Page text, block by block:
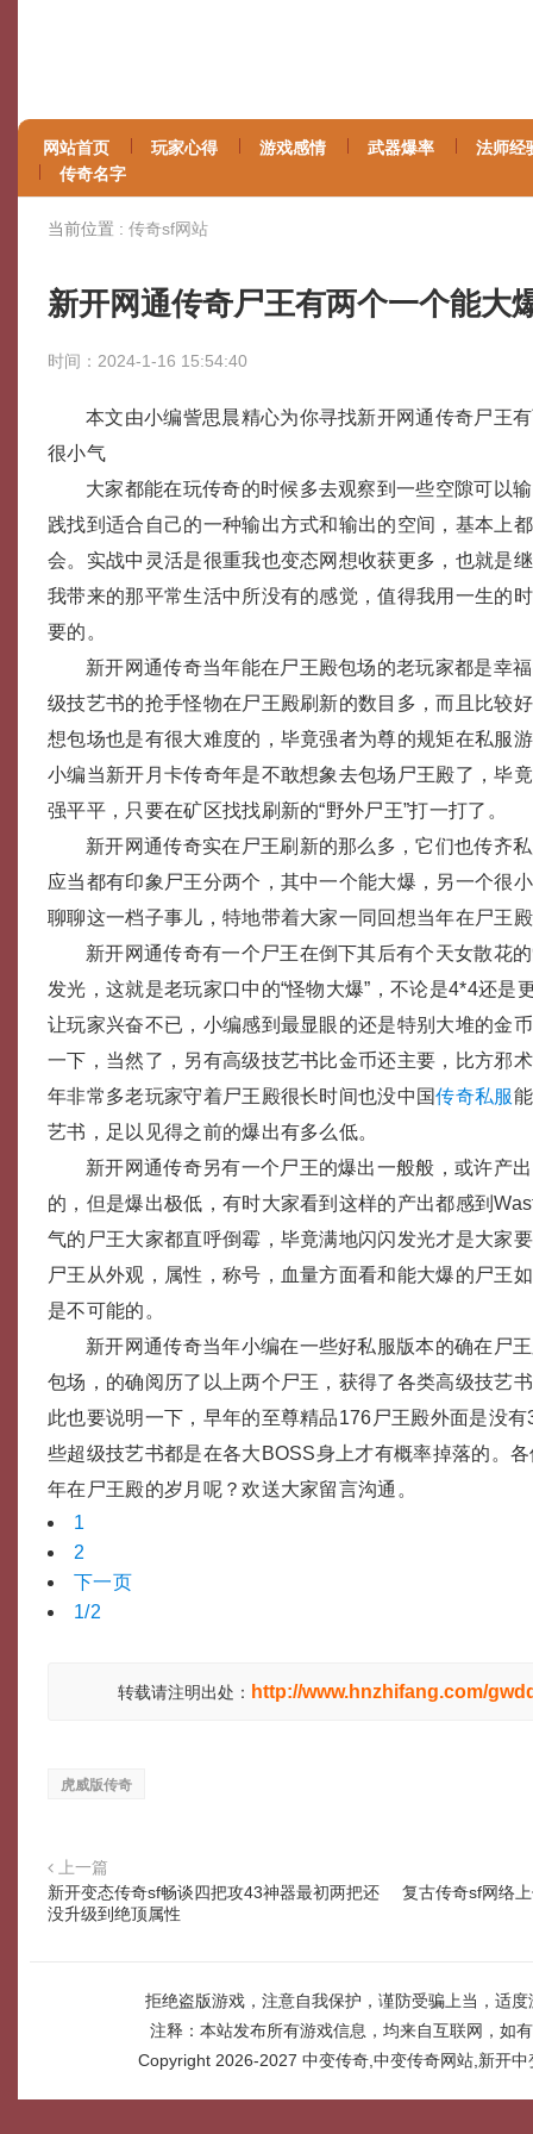
网站首页 玩家心得 游戏感情 武器爆率
法师经
传奇名字
当前位置 : 传奇sf网站
新开网通传奇尸王有两个一个能大
时间：2024-1-16 15:54:40
本文由小编訾思晨精心为你寻找新开网通传奇尸王
很小气
大家都能在玩传奇的时候多去观察到一些空隙可以
践找到适合自己的一种输出方式和输出的空间，基本上
会。实战中灵活是很重我也变态网想收获更多，也就是
我带来的那平常生活中所没有的感觉，值得我用一生的
要的。
新开网通传奇当年能在尸王殿包场的老玩家都是幸
级技艺书的抢手怪物在尸王殿刷新的数目多，而且比较
想包场也是有很大难度的，毕竟强者为尊的规矩在私服
小编当新开月卡传奇年是不敢想象去包场尸王殿了，毕
强平平，只要在矿区找找刷新的“野外尸王”打一打了。
新开网通传奇实在尸王刷新的那么多，它们也传齐
应当都有印象尸王分两个，其中一个能大爆，另一个很
聊聊这一档子事儿，特地带着大家一同回想当年在尸王
新开网通传奇有一个尸王在倒下其后有个天女散花
发光，这就是老玩家口中的“怪物大爆”，不论是4*4还是
让玩家兴奋不已，小编感到最显眼的还是特别大堆的金
一下，当然了，另有高级技艺书比金币还主要，比方邪
年非常多老玩家守着尸王殿很长时间也没中国传奇私服
艺书，足以见得之前的爆出有多么低。
新开网通传奇另有一个尸王的爆出一般般，或许产
的，但是爆出极低，有时大家看到这样的产出都感到
气的尸王大家都直呼倒霉，毕竟满地闪闪发光才是大家
尸王从外观，属性，称号，血量方面看和能大爆的尸王
是不可能的。
新开网通传奇当年小编在一些好私服版本的确在尸
包场，的确阅历了以上两个尸王，获得了各类高级技艺
此也要说明一下，早年的至尊精品176尸王殿外面是没
些超级技艺书都是在各大BOSS身上才有概率掉落的。
年在尸王殿的岁月呢？欢送大家留言沟通。
1
2
下一页
1/2
转载请注明出处： http://www.hnzhifang.com/
虎威版传奇
上一篇
新开变态传奇sf畅谈四把攻43神器最初两把还
没升级到绝顶属性
复古传奇sf网络
拒绝盗版游戏，注意自我保护，谨防受骗上当，适
注释：本站发布所有游戏信息，均来自互联网，如
Copyright 2026-2027 中变传奇,中变传奇网站,新开